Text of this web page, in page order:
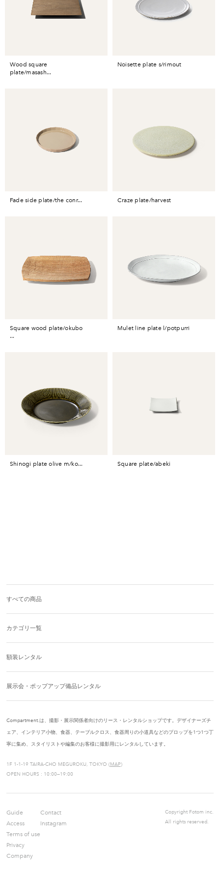
wood square
plate/masash...
noisette plate s/rimout
fade side plate/the conr... craze plate/harvest
square wood plate/okubo
...
mulet line plate l/potpurri
shinogi plate olive m/ko... square plate/abeki
すべての商品
カテゴリ一覧
額装レンタル
展示会・ポップアップ備品レンタル
Compartment.は、撮影・展示関係者向けのリース・レンタルショップです。デザイナーズチ
ェア、インテリア小物、食器、テーブルクロス、食器周りの小道具などのプロップを1つ1つ丁
寧に集め、スタイリストや編集のお客様に撮影用にレンタルしています。
1F 1-1-19 TAIRA-CHO MEGUROKU, TOKYO (MAP)
OPEN HOURS : 10:00—19:00
Guide
Access
Terms of use
Privacy
Company
Contact
Instagram
Copyright Fotom inc.
All rights reserved.